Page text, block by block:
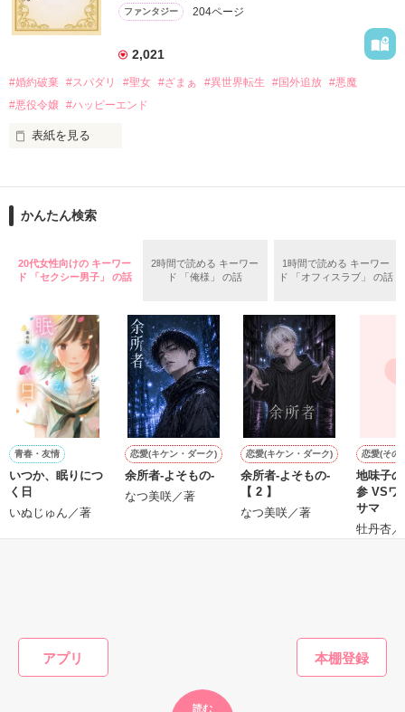
アプリ
読む
＊この世界のお金はお札にさせてください。
＊なろう、カクヨム、アルファポリス掲載中
作品を読む
バンジーした侯爵令嬢の先にいたのは
甘いマスクの公爵様の頭上でした
「ど、どいてぇぇぇえ！！！！！」
「…は？」
リリィ・ロゼッタ侯爵令嬢
透き通るほど白い肌と華奢の手足
ギル・レイヴン公爵
サラサラとした綺麗な黒髪に綺麗な青色の瞳
あまりにも整った顔は女性たちを引き寄せる
社交界で圧倒的人気を誇っていた
表では甘いマスクを被る彼の裏は……
空から降ってきたリリィに恋したギルは
だけど……配属されたのはレイヴン公爵家だった
ファンタジー 204ページ
2,021
#婚約破棄 #スパダリ #聖女 #ざまぁ #異世界転生 #国外追放 #悪魔
#悪役令嬢 #ハッピーエンド
表紙を見る
第5回 一二三書房 WEB小説大賞
ありがとうございますヽ(´▽｀)/
２０２５.０２.１５　書籍発売中です！
○●○●○●○●○●○●○●○●
らう」
パーティーの場で、シュバリタイア王国の王太子……セドリッ
ク・ノル・シュバリタイアの声が響く。
その隣にはフランソワーズの義理の妹、マドレーヌが立ってい
た。
（さて……ここまでは物語通りかしら）
フランソワーズ・ベルナールは前世で読んだ小説の悪役令嬢だ
った。
そして『聖女』として悪魔の宝玉を抑えて国を守っていたのだ
が……。
（これですべてが思い通りに終わると思っているんでしょう
が……甘いのよ）
マドレーヌに貶められて罪に問われたフランソワーズは国外へ
フェーブル王国で、国を救った救世主として持ち上げられ、ス
テファンから溺愛されるフランソワーズは幸せな日々を過ご
一方、フランソワーズを追い出したシュバリタイア王国は破滅
かんたん検索
20代女性向けの キーワー
ド 「セクシー男子」 の話
2時間で読める キーワー
ド 「俺様」 の話
1時間で読める キーワー
ド 「オフィスラブ」 の話
青春・友情
いつか、眠りにつ
く日
いぬじゅん／著
恋愛(キケン・ダーク)
余所者-よそもの-
なつ美咲／著
恋愛(キケン・ダーク)
余所者-よそもの-
【 2 】
なつ美咲／著
恋愛(その
地味子
参 VSワガママ姫
サマ
牡丹杏